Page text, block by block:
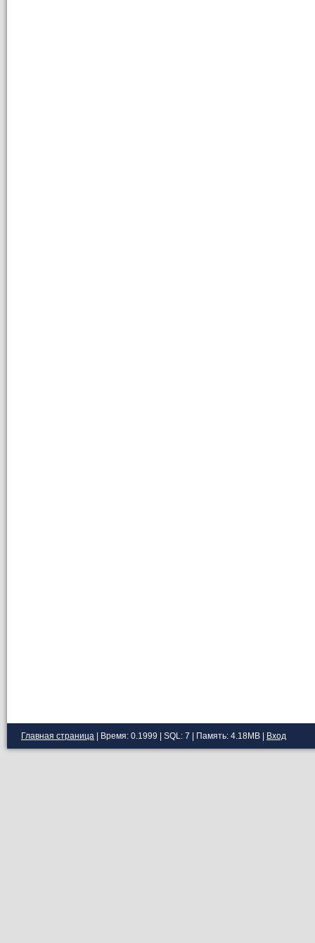
Главная страница | Время: 0.1999 | SQL: 7 | Память: 4.18MB Вход